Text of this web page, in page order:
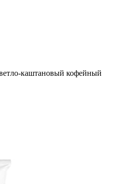
каштановый кофейный